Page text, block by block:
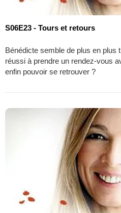
S06E23 - Tours et retours
Bénédicte semble de plus en plus
réussi à prendre un rendez-vous
enfin pouvoir se retrouver ?